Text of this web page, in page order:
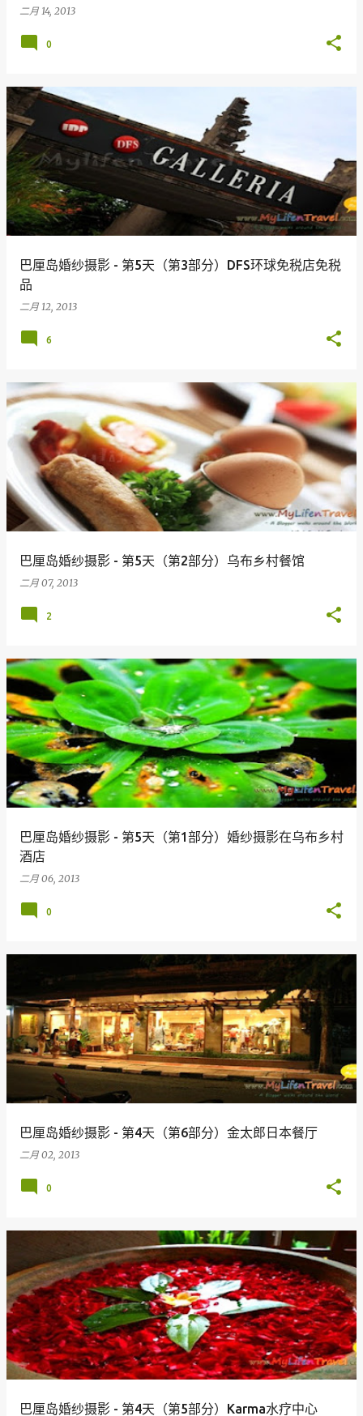
二月 14, 2013
0
巴厘岛婚纱摄影 - 第5天（第3部分）DFS环球免税店免税
品
二月 12, 2013
6
巴厘岛婚纱摄影 - 第5天（第2部分）乌布乡村餐馆
二月 07, 2013
2
巴厘岛婚纱摄影 - 第5天（第1部分）婚纱摄影在乌布乡村
酒店
二月 06, 2013
0
巴厘岛婚纱摄影 - 第4天（第6部分）金太郎日本餐厅
二月 02, 2013
0
巴厘岛婚纱摄影 - 第4天（第5部分）Karma水疗中心